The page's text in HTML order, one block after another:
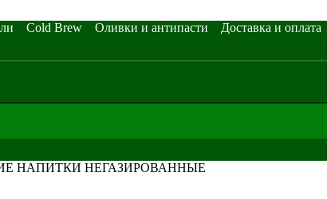
Cold Brew Оливки и антипасти Доставка и оплата
НАПИТКИ НЕГАЗИРОВАННЫЕ